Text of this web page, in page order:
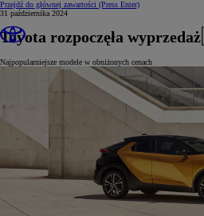
Przejdź do głównej zawartości (Press Enter)
31 października 2024
Toyota rozpoczęła
Najpopularniejsze modele w obniżonych cenach